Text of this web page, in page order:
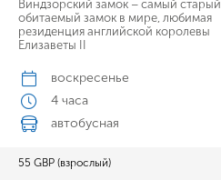
Подписаться
Виндзорский замок – самый старый
обитаемый замок в мире, любимая
резиденция английской королевы
Елизаветы II
воскресенье
4 часа
автобусная
55 GBP (взрослый)